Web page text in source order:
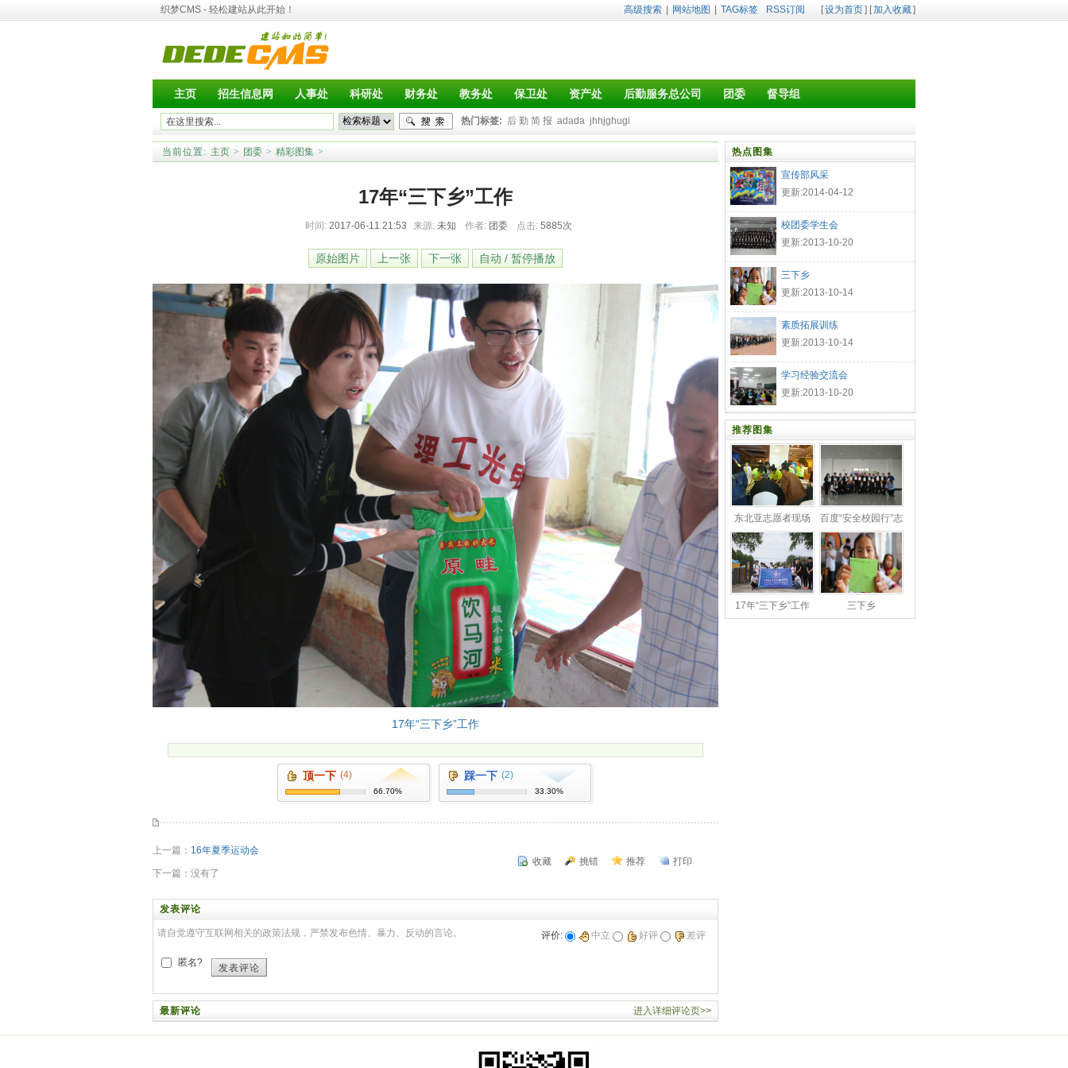
织梦CMS - 轻松建站从此开始！ 高级搜索 网站地图 TAG标签 RSS订阅 [设为首页] [加入收藏]
主页 招生信息网 人事处 科研处 财务处 教务处 保卫处 资产处 后勤服务总公司 团委 督导组
热门标签: 后 勤 简 报 adada jhhjghugi
当前位置: 主页 > 团委 > 精彩图集 >
17年“三下乡”工作
时间: 2017-06-11 21:53 来源: 未知 作者: 团委 点击: 5885次
原始图片 上一张 下一张 自动 / 暂停播放
17年“三下乡”工作
顶一下 (4)
66.70%
踩一下 (2)
33.30%
上一篇： 16年夏季运动会
下一篇：没有了
收藏 挑错 推荐 打印
发表评论
请自觉遵守互联网相关的政策法规，严禁发布色情、暴力、反动的言论。 评价: 中立 好评 差评
匿名?
发表评论
最新评论 进入详细评论页>>
热点图集
宣传部风采
更新:2014-04-12
校团委学生会
更新:2013-10-20
三下乡
更新:2013-10-14
素质拓展训练
更新:2013-10-14
学习经验交流会
更新:2013-10-20
推荐图集
东北亚志愿者现场
活动照
百度“安全校园行”志
愿
17年“三下乡”工作 三下乡